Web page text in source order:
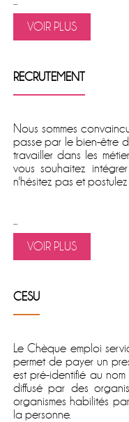
VOIR PLUS
RECRUTEMENT
Nous sommes
passe par le bien-être
travailler dans les
vous souhaitez
n'hésitez pas et postulez
VOIR PLUS
CESU
LeChèque emploi
permet de payer un
est pré-identifié au
diffusé par des
organismes habilités
la personne.